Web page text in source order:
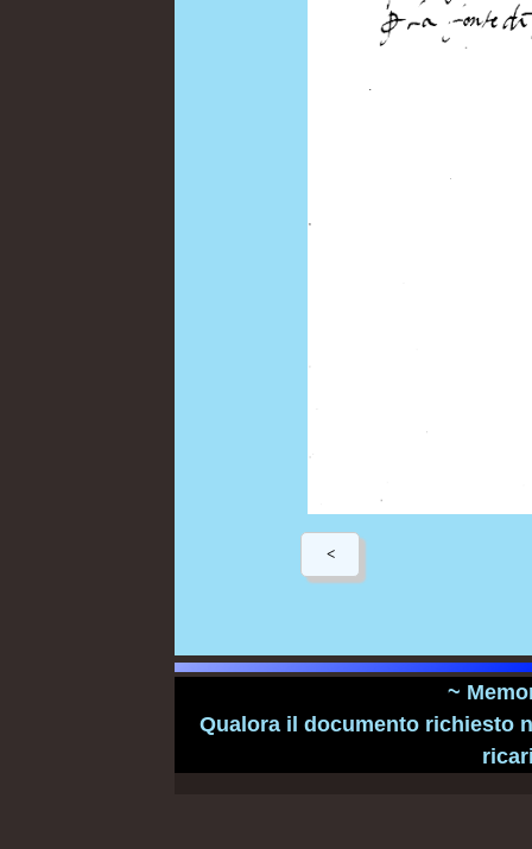
~
Qualora il documento richiesto